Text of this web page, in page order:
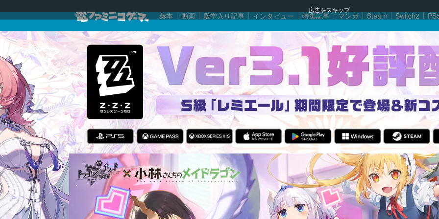
広告をスキップ
赫本 動画 殿堂入り記事 インタビュー 特集記事 マンガ Steam Switch2